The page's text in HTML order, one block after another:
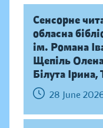
Сенсорне
обласна
ім. Романа
Щепіль
Білута
28 June